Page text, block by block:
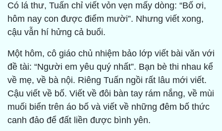
Có lá thư, Tuấn chỉ viết vỏn vẹn mấy dòng: “Bố ơi,
hôm nay con được điểm mười”. Nhưng viết xong,
cậu vẫn hí hửng cả buổi.
Một hôm, cô giáo chủ nhiệm bảo lớp viết bài văn với
đề tài: “Người em yêu quý nhất”. Bạn bè thi nhau kể
về mẹ, về bà nội. Riêng Tuấn ngồi rất lâu mới viết.
Cậu viết về bố. Viết về đôi bàn tay rám nắng, về mùi
muối biển trên áo bố và viết về những đêm bố thức
canh đảo để đất liền được bình yên.